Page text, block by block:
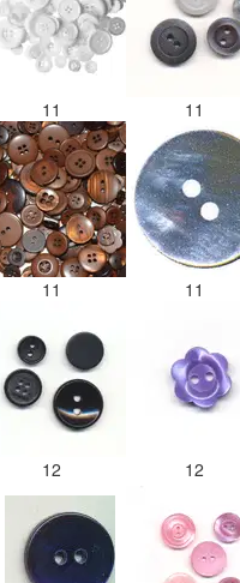
11 11
11 11
12 12